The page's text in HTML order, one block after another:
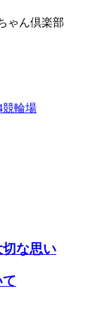
ゃん倶楽部
な思い